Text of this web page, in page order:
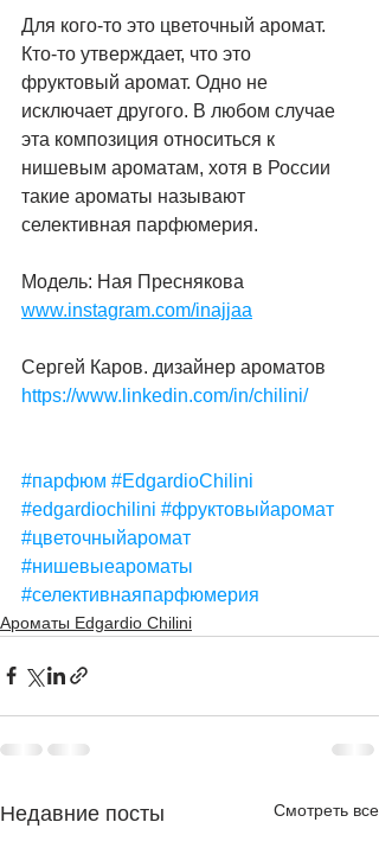
Для кого-то это цветочный аромат.
Кто-то утверждает, что это
фруктовый аромат. Одно не
исключает другого. В любом случае
эта композиция относиться к
нишевым ароматам, хотя в России
такие ароматы называют
селективная парфюмерия.
Модель: Ная Преснякова
www.instagram.com/inajjaa
Сергей Каров. дизайнер ароматов
https://www.linkedin.com/in/chilini/
#парфюм #EdgardioChilini
#edgardiochilini #фруктовыйаромат
#цветочныйаромат
#нишевыеароматы
#селективнаяпарфюмерия
Ароматы Edgardio Chilini
Недавние посты Смотреть все